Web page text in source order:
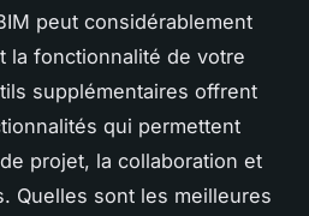
peut considérablement
la fonctionnalité de votre
supplémentaires offrent
qui permettent
projet, la collaboration et
Quelles sont les meilleures